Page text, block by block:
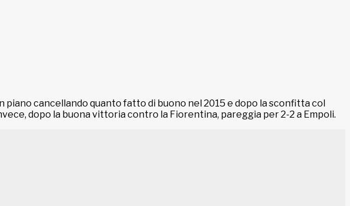
cancellando quanto fatto di buono nel 2015 e dopo la sconfitta col
dopo la buona vittoria contro la Fiorentina, pareggia per 2-2 a Empoli.